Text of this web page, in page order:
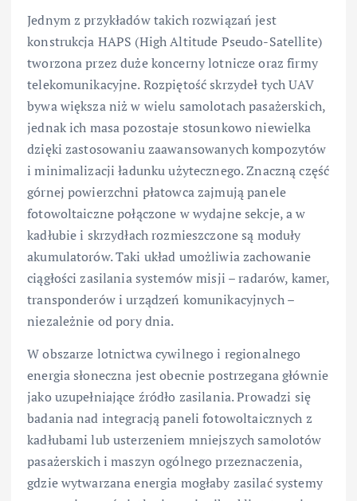
Jednym z przykładów takich rozwiązań jest
konstrukcja HAPS (High Altitude Pseudo-Satellite)
tworzona przez duże koncerny lotnicze oraz firmy
telekomunikacyjne. Rozpiętość skrzydeł tych UAV
bywa większa niż w wielu samolotach pasażerskich,
jednak ich masa pozostaje stosunkowo niewielka
dzięki zastosowaniu zaawansowanych kompozytów
i minimalizacji ładunku użytecznego. Znaczną część
górnej powierzchni płatowca zajmują panele
fotowoltaiczne połączone w wydajne sekcje, a w
kadłubie i skrzydłach rozmieszczone są moduły
akumulatorów. Taki układ umożliwia zachowanie
ciągłości zasilania systemów misji – radarów, kamer,
transponderów i urządzeń komunikacyjnych –
niezależnie od pory dnia.
W obszarze lotnictwa cywilnego i regionalnego
energia słoneczna jest obecnie postrzegana głównie
jako uzupełniające źródło zasilania. Prowadzi się
badania nad integracją paneli fotowoltaicznych z
kadłubami lub usterzeniem mniejszych samolotów
pasażerskich i maszyn ogólnego przeznaczenia,
gdzie wytwarzana energia mogłaby zasilać systemy